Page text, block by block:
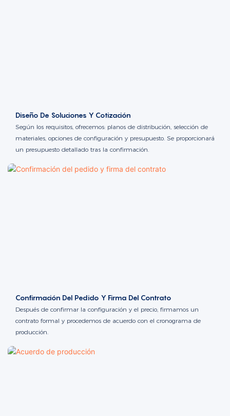
Diseño De Soluciones Y Cotización
Según los requisitos, ofrecemos: planos de distribución, selección de
materiales, opciones de configuración y presupuesto. Se proporcionará
un presupuesto detallado tras la confirmación.
Confirmación Del Pedido Y Firma Del Contrato
Después de confirmar la configuración y el precio, firmamos un
contrato formal y procedemos de acuerdo con el cronograma de
producción.